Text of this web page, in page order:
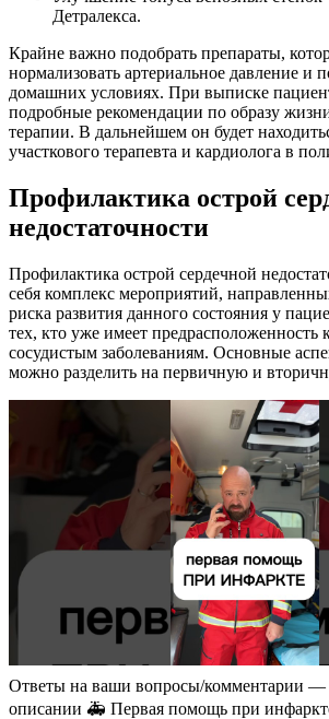
Детралекса.
Крайне важно подобрать препараты,
нормализовать артериальное давление и
домашних условиях. При выписке
подробные рекомендации по образу
терапии. В дальнейшем он будет
участкового терапевта и кардиолога в
Профилактика острой
недостаточности
Профилактика острой сердечной
себя комплекс мероприятий,
риска развития данного состояния у
тех, кто уже имеет предрасположенность
сосудистым заболеваниям. Основные
можно разделить на первичную и
Ответы на ваши вопросы/комментарии —
описании 🚑 Первая помощь при